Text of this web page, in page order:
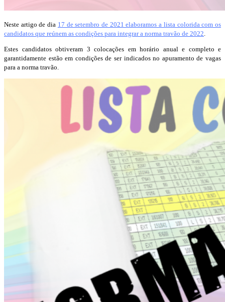
Neste artigo de dia 17 de setembro de 2021 elaboramos a lista colorida com os
candidatos que reúnem as condições para integrar a norma travão de 2022
Estes candidatos obtiveram 3 colocações em horário anual e completo e
garantidamente estão em condições de ser indicados no apuramento de vagas
para a norma travão.